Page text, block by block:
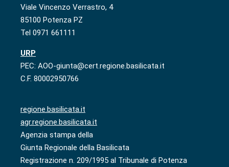
Viale Vincenzo Verrastro, 4
85100 Potenza PZ
Tel 0971 661111
URP
PEC: AOO-giunta@cert.regione.basilicata.it
C.F. 80002950766
regione.basilicata.it
agr.regione.basilicata.it
Agenzia stampa della
Giunta Regionale della Basilicata
Registrazione n. 209/1995 al Tribunale di Potenza